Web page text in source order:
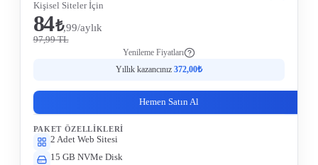
Kişisel Siteler İçin
84₺,99/aylık
97,99 TL
Yenileme Fiyatları
Yıllık kazancınız 372,00₺
Hemen Satın Al
PAKET ÖZELLIKLERI
2 Adet Web Sitesi
15 GB NVMe Disk